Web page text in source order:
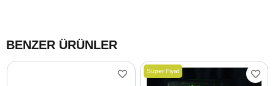
BENZER ÜRÜNLER
Süper Fiyat